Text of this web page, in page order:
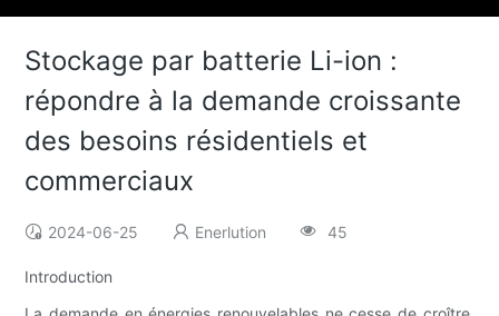
Stockage par batterie Li-ion :
répondre à la demande croissante
des besoins résidentiels et
commerciaux
2024-06-25 Enerlution 45
Introduction